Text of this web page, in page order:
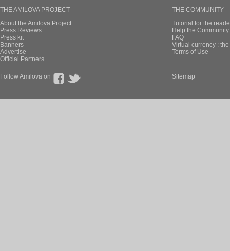
THE AMILOVA PROJECT
About the Amilova Project
Press Reviews
Press kit
Banners
Advertise
Official Partners
THE COMMUNITY
Tutorial for the
Help the
FAQ
Virtual currency :
Terms of Use
Follow Amilova on Sitemap